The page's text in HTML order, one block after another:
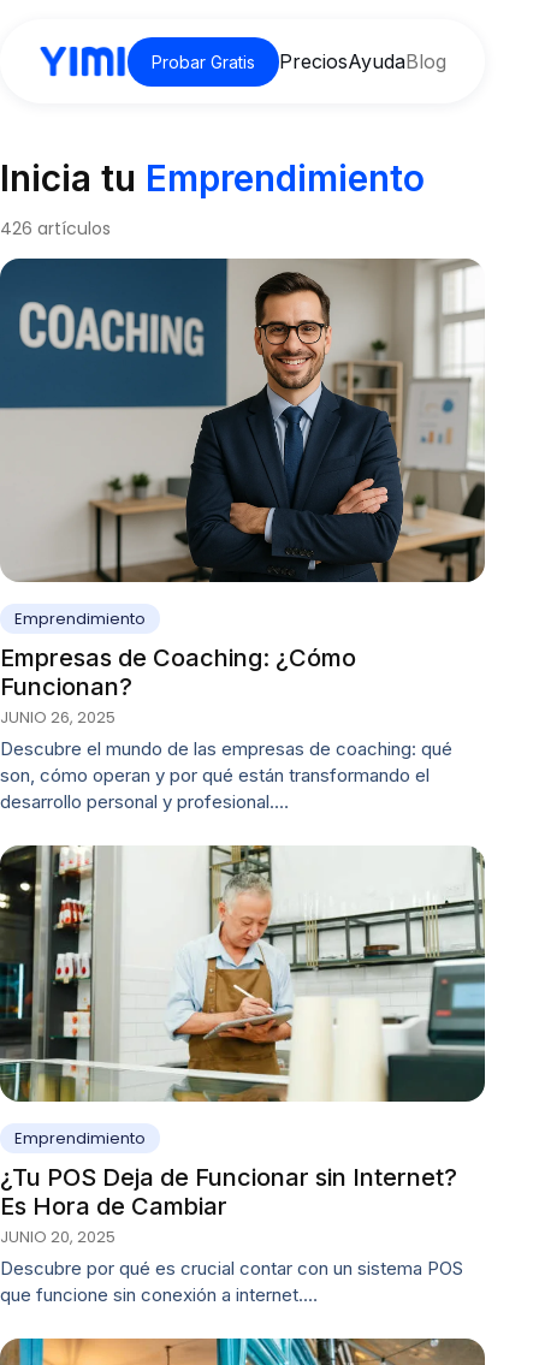
Probar Gratis PreciosAyudaBlog
Inicia tu Emprendimiento
426 artículos
Emprendimiento
Empresas de Coaching: ¿Cómo
Funcionan?
JUNIO 26, 2025
Descubre el mundo de las empresas de coaching: qué
son, cómo operan y por qué están transformando el
desarrollo personal y profesional.…
Emprendimiento
¿Tu POS Deja de Funcionar sin Internet?
Es Hora de Cambiar
JUNIO 20, 2025
Descubre por qué es crucial contar con un sistema POS
que funcione sin conexión a internet.…